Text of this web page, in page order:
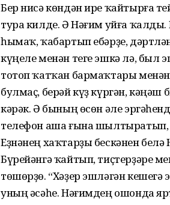
Бер нисә көндән ире ҡайтырға
тура килде. Ә Нәғим уйға
һымаҡ, ҡабартып ебәрҙе,
күңеле менән теге эшкә лә, был
тотоп ҡатҡан бармаҡтары
булмаҫ, берәй күҙ күргән,
кәрәк. Ә бының өсөн әле
телефон аша ғына шылтыратып,
Еҙнәнең хаҡтарҙы бескәнен
Бүрейәнгә ҡайтып, тиҫтерҙәре
төшөрҙө. “Хәҙер эшләгән
уның әсәһе. Нәғимдең ошонда